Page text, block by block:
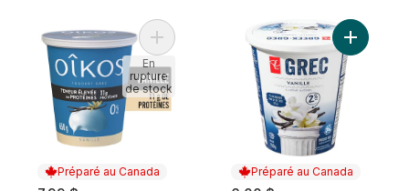
Préparé au Canada
Ajouter Yogourt grec, teneur élevée en
En
rupture
de stock
Préparé au Canada
Ajouter